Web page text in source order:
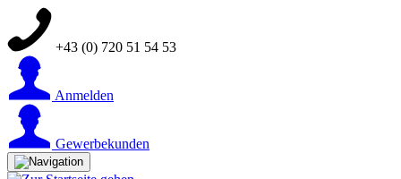
+43 (0) 720 51 54 53
Anmelden
Gewerbekunden